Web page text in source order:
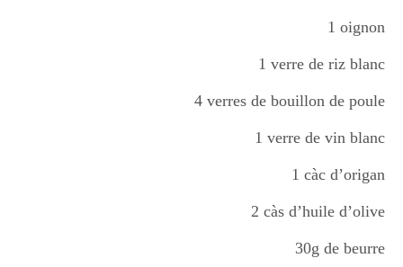
Mes amis en cuisine
Recettes Végétariennes
1 oignon
1 verre de riz blanc
4 verres de bouillon de poule
1 verre de vin blanc
1 càc d’origan
2 càs d’huile d’olive
30g de beurre